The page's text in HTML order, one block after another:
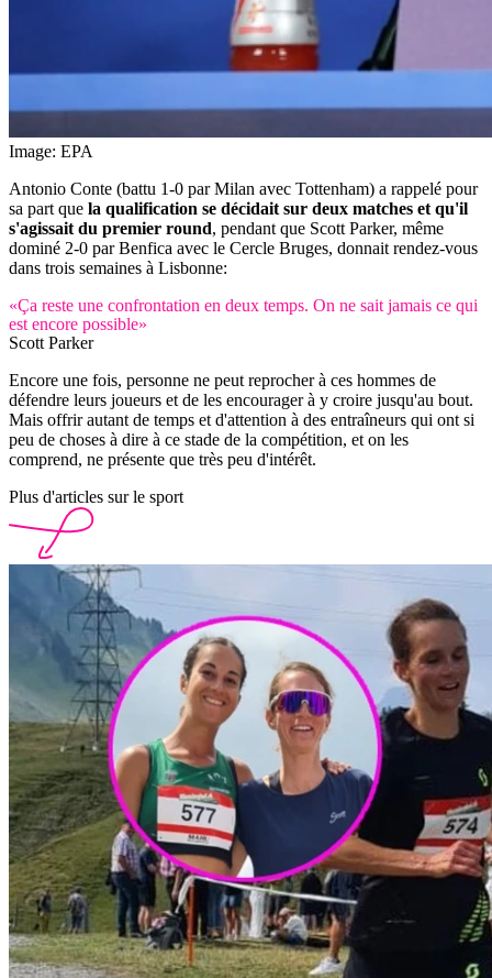
Image: EPA
Antonio Conte (battu 1-0 par Milan avec Tottenham) a rappelé pour
sa part que la qualification se décidait sur deux matches et qu'il
s'agissait du premier round, pendant que Scott Parker, même
dominé 2-0 par Benfica avec le Cercle Bruges, donnait rendez-vous
dans trois semaines à Lisbonne:
«Ça reste une confrontation en deux temps. On ne sait jamais ce qui
est encore possible»
Scott Parker
Encore une fois, personne ne peut reprocher à ces hommes de
défendre leurs joueurs et de les encourager à y croire jusqu'au bout.
Mais offrir autant de temps et d'attention à des entraîneurs qui ont si
peu de choses à dire à ce stade de la compétition, et on les
comprend, ne présente que très peu d'intérêt.
Plus d'articles sur le sport